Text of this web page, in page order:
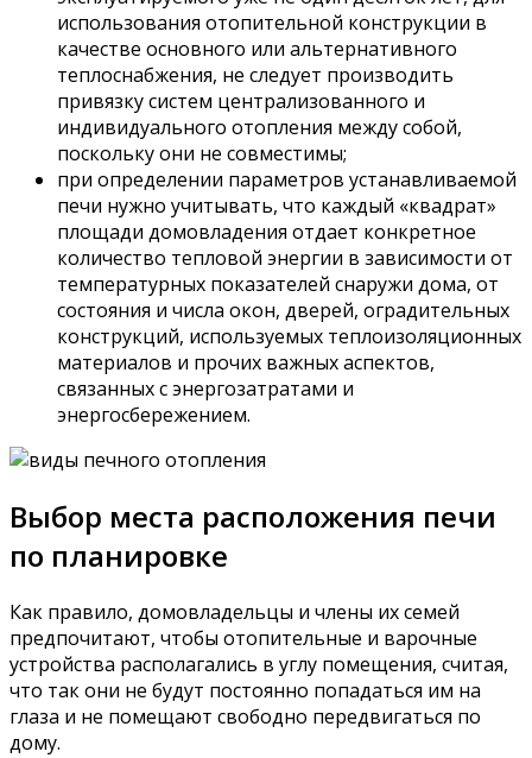
использования отопительной конструкции в
качестве основного или альтернативного
теплоснабжения, не следует производить
привязку систем централизованного и
индивидуального отопления между собой,
поскольку они не совместимы;
при определении параметров устанавливаемой
печи нужно учитывать, что каждый «квадрат»
площади домовладения отдает конкретное
количество тепловой энергии в зависимости от
температурных показателей снаружи дома, от
состояния и числа окон, дверей, оградительных
конструкций, используемых теплоизоляционных
материалов и прочих важных аспектов,
связанных с энергозатратами и
энергосбережением.
Выбор места расположения печи
по планировке
Как правило, домовладельцы и члены их семей
предпочитают, чтобы отопительные и варочные
устройства располагались в углу помещения, считая,
что так они не будут постоянно попадаться им на
глаза и не помещают свободно передвигаться по
дому.